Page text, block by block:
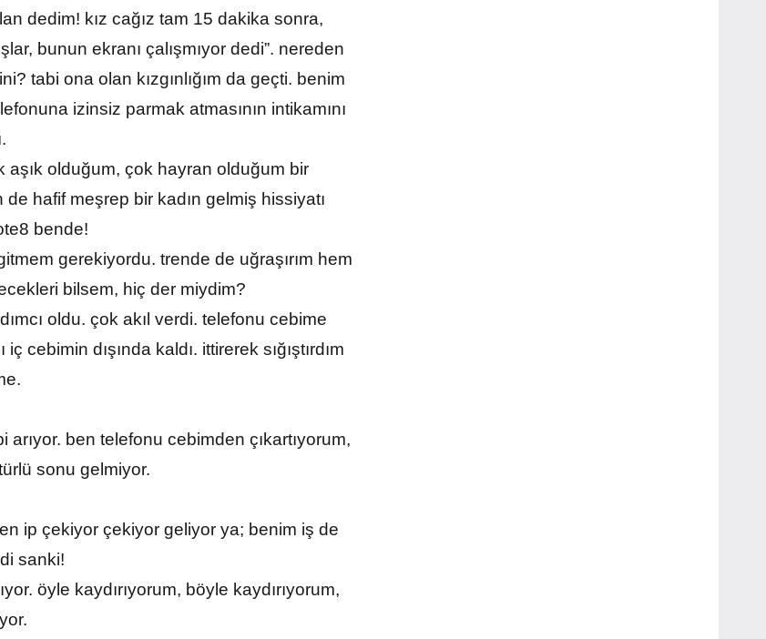
dedim! kız cağız tam 15 dakika sonra,
bunun ekranı çalışmıyor dedi”. nereden
tabi ona olan kızgınlığım da geçti. benim
izinsiz parmak atmasının intikamını
olduğum, çok hayran olduğum bir
hafif meşrep bir kadın gelmiş hissiyatı
bende!
gerekiyordu. trende de uğraşırım hem
bilsem, hiç der miydim?
oldu. çok akıl verdi. telefonu cebime
cebimin dışında kaldı. ittirerek sığıştırdım
ben telefonu cebimden çıkartıyorum,
sonu gelmiyor.
ip çekiyor çekiyor geliyor ya; benim iş de
sanki!
öyle kaydırıyorum, böyle kaydırıyorum,